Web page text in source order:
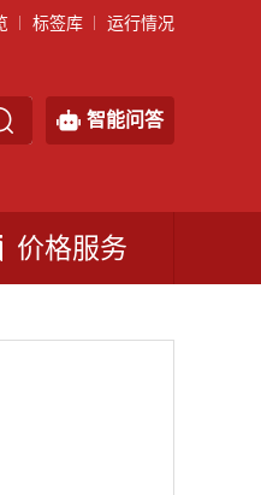
标签库 运行情况
智能问答
价格服务